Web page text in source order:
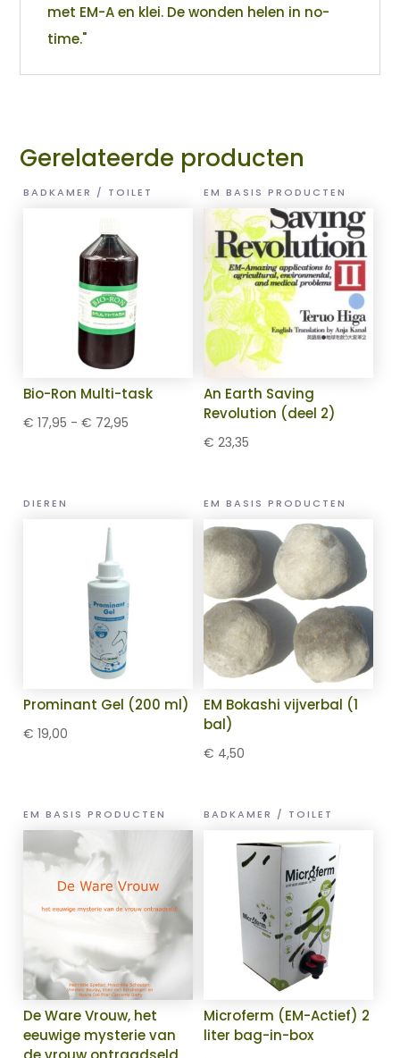
met EM-A en klei. De wonden helen in no-
time."
Gerelateerde producten
BADKAMER / TOILET
Bio-Ron Multi-task
€ 17,95 - € 72,95
EM BASIS PRODUCTEN
An Earth Saving
Revolution (deel 2)
€ 23,35
DIEREN
Prominant Gel (200 ml)
€ 19,00
EM BASIS PRODUCTEN
EM Bokashi vijverbal (1
bal)
€ 4,50
EM BASIS PRODUCTEN
De Ware Vrouw, het
eeuwige mysterie van
BADKAMER / TOILET
Microferm (EM-Actief) 2
liter bag-in-box